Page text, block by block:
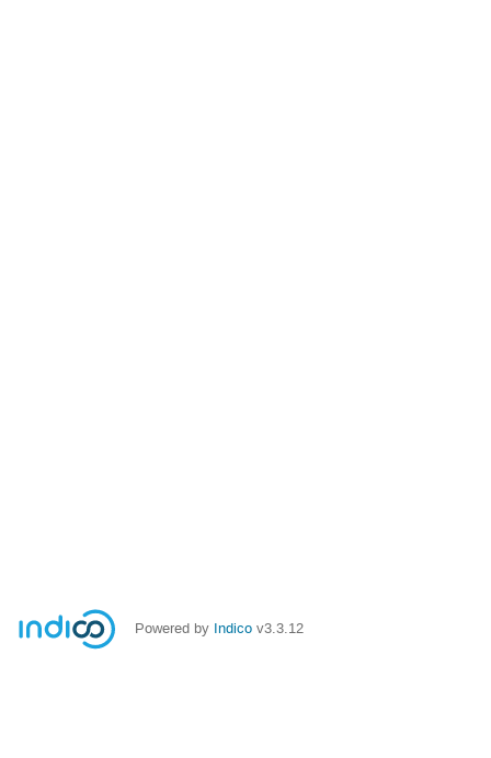
Powered by Indico v3.3.12